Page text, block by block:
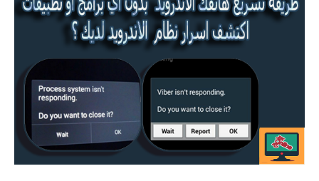
العملات الرقمية